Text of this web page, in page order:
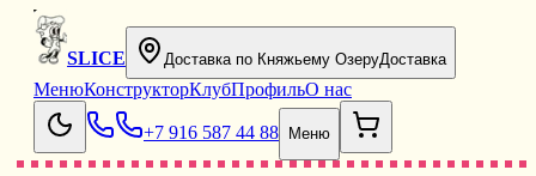
SLICE Доставка по Княжьему ОзеруДоставка
МенюКонструкторКлубПрофильО нас
+7 916 587 44 88 Меню